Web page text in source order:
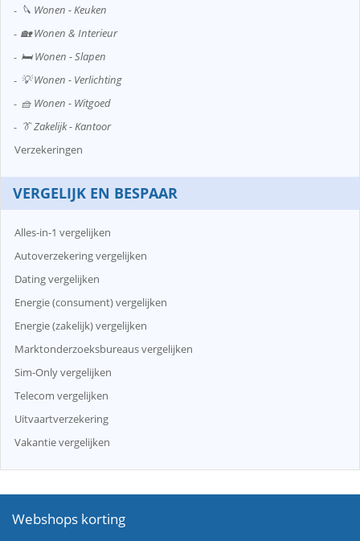
🔪 Wonen - Keuken
🏡 Wonen & Interieur
🛏️ Wonen - Slapen
💡 Wonen - Verlichting
🧺 Wonen - Witgoed
👔 Zakelijk - Kantoor
Verzekeringen
VERGELIJK EN BESPAAR
Alles-in-1 vergelijken
Autoverzekering vergelijken
Dating vergelijken
Energie (consument) vergelijken
Energie (zakelijk) vergelijken
Marktonderzoeksbureaus vergelijken
Sim-Only vergelijken
Telecom vergelijken
Uitvaartverzekering
Vakantie vergelijken
Webshops korting